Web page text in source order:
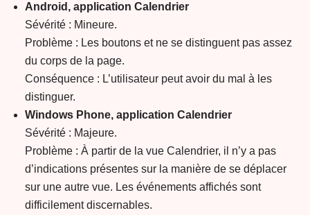
Android, application Calendrier
Sévérité : Mineure.
Problème : Les boutons et ne se distinguent pas assez
du corps de la page.
Conséquence : L’utilisateur peut avoir du mal à les
distinguer.
Windows Phone, application Calendrier
Sévérité : Majeure.
Problème : À partir de la vue Calendrier, il n’y a pas
d’indications présentes sur la manière de se déplacer
sur une autre vue. Les événements affichés sont
difficilement discernables.